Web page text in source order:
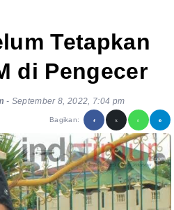
Tetapkan
di Pengecer
- September 8, 2022, 7:04 pm
Bagikan: